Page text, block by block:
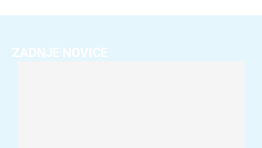
ZADNJE NOVICE